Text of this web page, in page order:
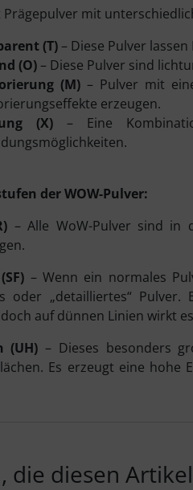
Prägepulver mit
(T)– Diese Pulver
(O)– Diese Pulver sind
(M) – Pulver mit
erzeugen.
(X) – Eine
der WOW-Pulver:
– Alle WoW-Pulver sind in
– Wenn ein normales
oder „detailliertes“
auf dünnen Linien wirkt
(UH) – Dieses besonders
Es erzeugt eine
die diesen